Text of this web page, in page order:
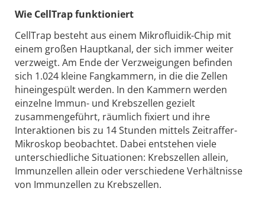
Wie CellTrap funktioniert
CellTrap besteht aus einem Mikrofluidik-Chip mit
einem großen Hauptkanal, der sich immer weiter
verzweigt. Am Ende der Verzweigungen befinden
sich 1.024 kleine Fangkammern, in die die Zellen
hineingespült werden. In den Kammern werden
einzelne Immun- und Krebszellen gezielt
zusammengeführt, räumlich fixiert und ihre
Interaktionen bis zu 14 Stunden mittels Zeitraffer-
Mikroskop beobachtet. Dabei entstehen viele
unterschiedliche Situationen: Krebszellen allein,
Immunzellen allein oder verschiedene Verhältnisse
von Immunzellen zu Krebszellen.